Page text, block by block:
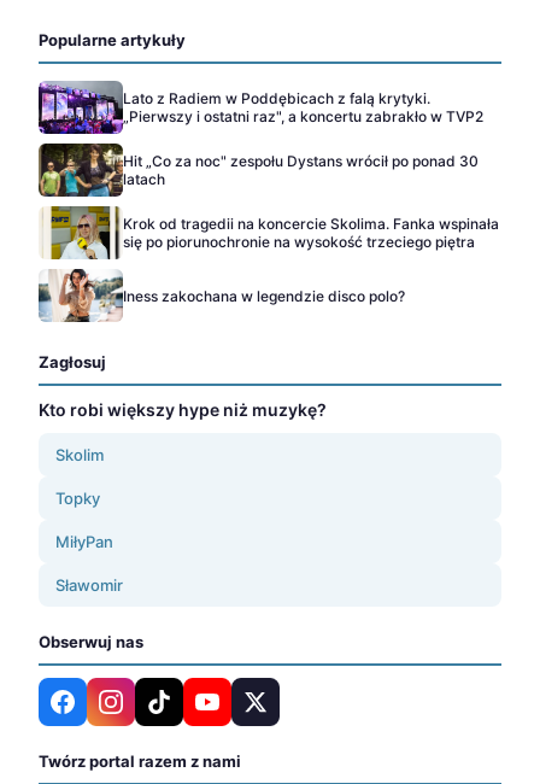
Popularne artykuły
Lato z Radiem w Poddębicach z falą krytyki.
„Pierwszy i ostatni raz", a koncertu zabrakło w TVP2
Hit „Co za noc" zespołu Dystans wrócił po ponad 30
latach
Krok od tragedii na koncercie Skolima. Fanka wspinała
się po piorunochronie na wysokość trzeciego piętra
Iness zakochana w legendzie disco polo?
Zagłosuj
Kto robi większy hype niż muzykę?
Skolim
Topky
MiłyPan
Sławomir
Obserwuj nas
Twórz portal razem z nami